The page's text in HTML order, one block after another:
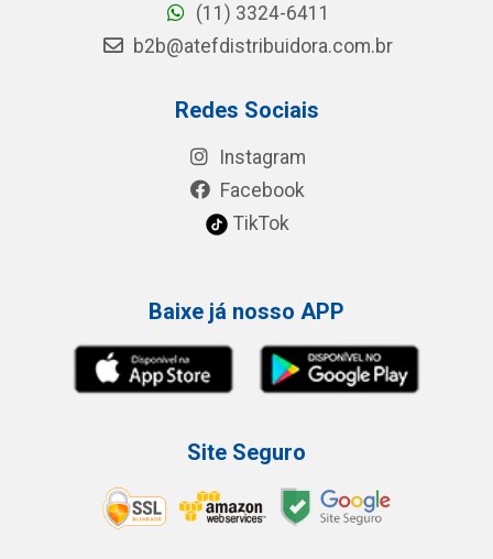
(11) 3324-6411
b2b@atefdistribuidora.com.br
Redes Sociais
Instagram
Facebook
TikTok
Baixe já nosso APP
Site Seguro